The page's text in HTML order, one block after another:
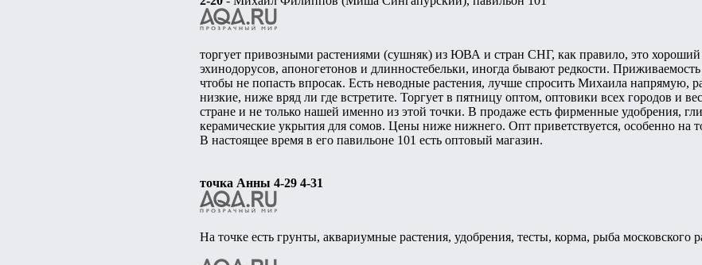
торгует привозными растениями (сушняк) из ЮВА и стран СНГ, как правило, это
эхинодорусов, апоногетонов и длинностебельки, иногда бывают редкости.
чтобы не попасть впросак. Есть неводные растения, лучше спросить Михаила напрямую,
низкие, ниже вряд ли где встретите. Торгует в пятницу оптом, оптовики всех городов и
стране и не только нашей именно из этой точки. В продаже есть фирменные удобрения,
керамические укрытия для сомов. Цены ниже нижнего. Опт приветствуется, особенно на
В настоящее время в его павильоне 101 есть оптовый магазин.
точка Анны 4-29 4-31
На точке есть грунты, аквариумные растения, удобрения, тесты, корма, рыба московского